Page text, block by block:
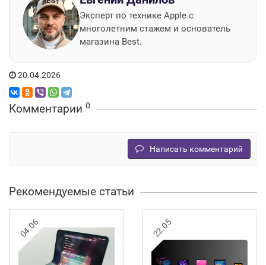
Эксперт по технике Apple с
многолетним стажем и основатель
магазина Best.
20.04.2026
Комментарии 0
Написать комментарий
Рекомендуемые статьи
04.06 22.05